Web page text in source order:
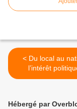
< Du local au national :
l’intérêt
rassemblement
Hébergé par